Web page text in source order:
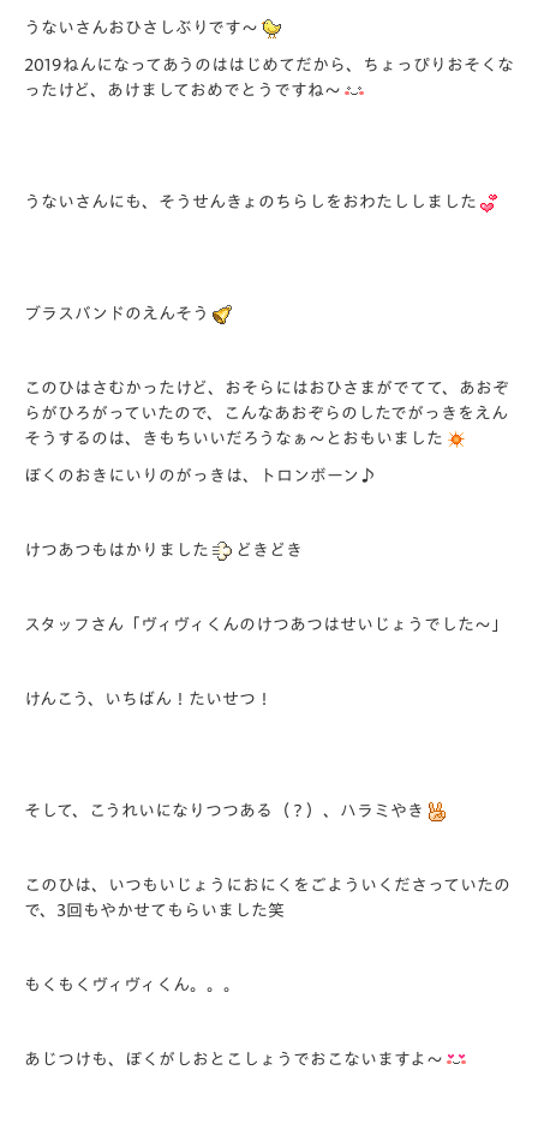
うないさんおひさしぶりです～
2019ねんになってあうのははじめてだから、ちょっぴりおそくな
ったけど、あけましておめでとうですね～
うないさんにも、そうせんきょのちらしをおわたししました
ブラスバンドのえんそう
このひはさむかったけど、おそらにはおひさまがでてて、あおぞ
らがひろがっていたので、こんなあおぞらのしたでがっきをえん
そうするのは、きもちいいだろうなぁ～とおもいました
ぼくのおきにいりのがっきは、トロンボーン♪
けつあつもはかりました どきどき
スタッフさん「ヴィヴィくんのけつあつはせいじょうでした～」
けんこう、いちばん！たいせつ！
そして、こうれいになりつつある（？）、ハラミやき
このひは、いつもいじょうにおにくをごよういくださっていたの
で、3回もやかせてもらいました笑
もくもくヴィヴィくん。。。
あじつけも、ぼくがしおとこしょうでおこないますよ～